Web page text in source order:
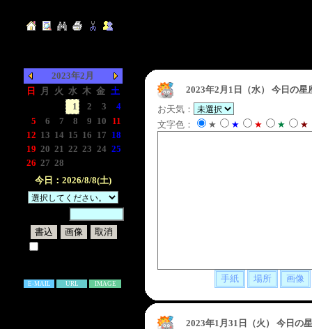
2023年2月
日
月 火 水 木 金 土
1 2 3
4
5
6 7 8 9 10
11
12 13 14 15 16 17 18
19 20 21 22 23 24 25
26 27 28
今日：2026/8/8(土)
E-MAIL URL IMAGE
2023年2月1日（水）
今日の星
お天気：
文字色：
★ ★ ★ ★ ★
2023年1月31日（火）
今日の